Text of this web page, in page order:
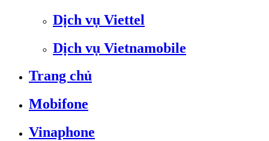
Dịch vụ Viettel
Dịch vụ Vietnamobile
Trang chủ
Mobifone
Vinaphone